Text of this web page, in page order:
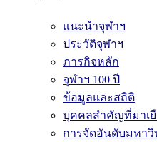
แนะนำจุฬาฯ
ประวัติจุฬาฯ
ภารกิจหลัก
จุฬาฯ 100 ปี
ข้อมูลและสถิติ
บุคคลสำคัญที่มาเ
การจัดอันดับมหาวิ